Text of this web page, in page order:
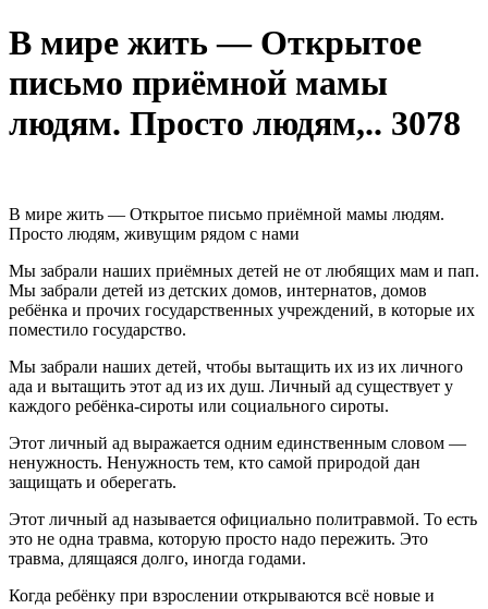
В мире жить — Открытое
письмо приёмной мамы
людям. Просто людям,.. 3078
В мире жить — Открытое письмо приёмной мамы людям.
Просто людям, живущим рядом с нами
Мы забрали наших приёмных детей не от любящих мам и пап.
Мы забрали детей из детских домов, интернатов, домов
ребёнка и прочих государственных учреждений, в которые их
поместило государство.
Мы забрали наших детей, чтобы вытащить их из их личного
ада и вытащить этот ад из их душ. Личный ад существует у
каждого ребёнка-сироты или социального сироты.
Этот личный ад выражается одним единственным словом —
ненужность. Ненужность тем, кто самой природой дан
защищать и оберегать.
Этот личный ад называется официально политравмой. То есть
это не одна травма, которую просто надо пережить. Это
травма, длящаяся долго, иногда годами.
Когда ребёнку при взрослении открываются всё новые и